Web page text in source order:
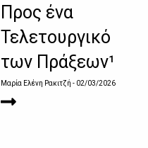
Προς ένα
Τελετουργικό
των Πράξεων¹
Μαρία Ελένη Ρακιτζή - 02/03/2026